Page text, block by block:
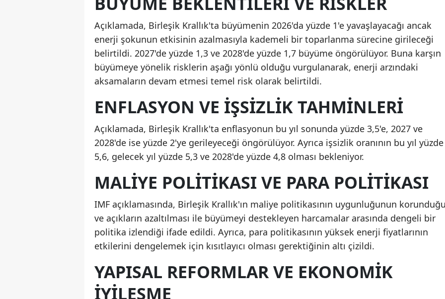
Açıklamada, Birleşik Krallık'ta büyümenin 2026'da yüzde 1'e yavaşlayacağı ancak
enerji şokunun etkisinin azalmasıyla kademeli bir toparlanma sürecine girileceği
belirtildi. 2027'de yüzde 1,3 ve 2028'de yüzde 1,7 büyüme öngörülüyor. Buna karşın
büyümeye yönelik risklerin aşağı yönlü olduğu vurgulanarak, enerji arzındaki
aksamaların devam etmesi temel risk olarak belirtildi.
ENFLASYON VE İŞSIZLIK TAHMINLERI
Açıklamada, Birleşik Krallık'ta enflasyonun bu yıl sonunda yüzde 3,5'e, 2027 ve
2028'de ise yüzde 2'ye gerileyeceği öngörülüyor. Ayrıca işsizlik oranının bu yıl yüzde
5,6, gelecek yıl yüzde 5,3 ve 2028'de yüzde 4,8 olması bekleniyor.
MALIYE POLITIKASI VE PARA POLITIKASI
IMF açıklamasında, Birleşik Krallık'ın maliye politikasının uygunluğunun
ve açıkların azaltılması ile büyümeyi destekleyen harcamalar arasında dengeli bir
politika izlendiği ifade edildi. Ayrıca, para politikasının yüksek enerji fiyatlarının
etkilerini dengelemek için kısıtlayıcı olması gerektiğinin altı çizildi.
YAPISAL REFORMLAR VE EKONOMIK
İYILEŞME